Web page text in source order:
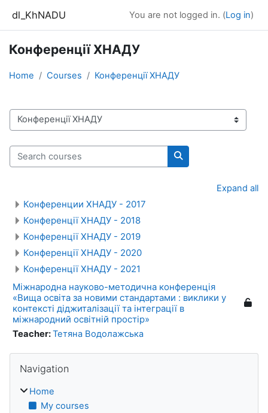
dl_KhNADU You are not logged in. (Log in)
Конференції ХНАДУ
Home Courses Конференції ХНАДУ
Course categories
Search courses
Search courses
Expand all
Конференции ХНАДУ - 2017
Конференції ХНАДУ - 2018
Конференції ХНАДУ - 2019
Конференції ХНАДУ - 2020
Конференції ХНАДУ - 2021
Міжнародна науково-методична конференція
«Вища освіта за новими стандартами : виклики у
контексті діджиталізації та інтеграції в
міжнародний освітній простір»
Teacher:Тетяна Водолажська
Blocks
Navigation
Home
My courses